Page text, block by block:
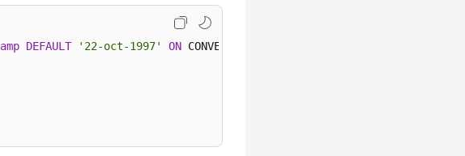
DEFAULT '22-oct-1997' ON CONVERSION ERROR,